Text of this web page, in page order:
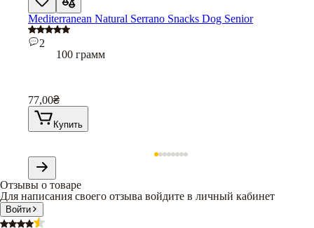
Mediterranean Natural Serrano Snacks Dog Senior
2
100 грамм
77,00₴
Купить
Отзывы о товаре
Для написания своего отзыва войдите в личный кабинет
Войти